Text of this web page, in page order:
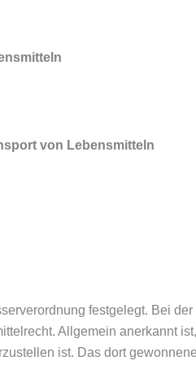
von Lebensmitteln
festgelegt. Bei
Allgemein anerkannt
ist. Das dort